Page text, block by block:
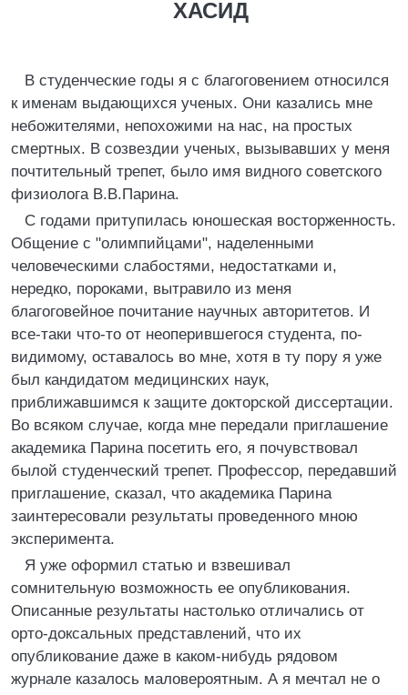
ХАСИД
В студенческие годы я с благоговением относился
к именам выдающихся ученых. Они казались мне
небожителями, непохожими на нас, на простых
смертных. В созвездии ученых, вызывавших у меня
почтительный трепет, было имя видного советского
физиолога В.В.Парина.
С годами притупилась юношеская восторженность.
Общение с "олимпийцами", наделенными
человеческими слабостями, недостатками и,
нередко, пороками, вытравило из меня
благоговейное почитание научных авторитетов. И
все-таки что-то от неоперившегося студента, по-
видимому, оставалось во мне, хотя в ту пору я уже
был кандидатом медицинских наук,
приближавшимся к защите докторской диссертации.
Во всяком случае, когда мне передали приглашение
академика Парина посетить его, я почувствовал
былой студенческий трепет. Профессор, передавший
приглашение, сказал, что академика Парина
заинтересовали результаты проведенного мною
эксперимента.
Я уже оформил статью и взвешивал
сомнительную возможность ее опубликования.
Описанные результаты настолько отличались от
орто-доксальных представлений, что их
опубликование даже в каком-нибудь рядовом
журнале казалось маловероятным. А я мечтал не о